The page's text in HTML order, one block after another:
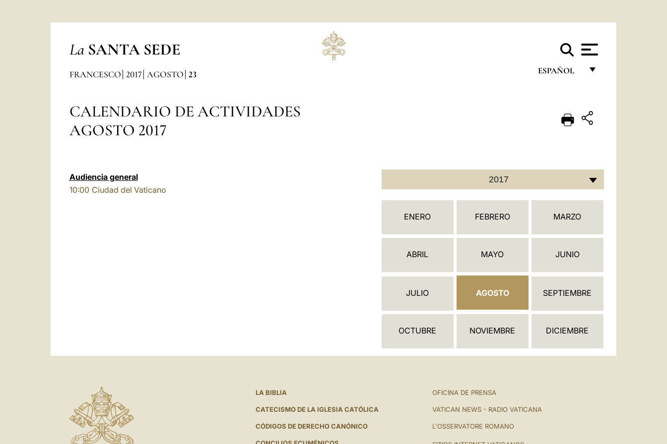
La SANTA SEDE
ESPAÑOL
ITALIANO
ESPAÑOL
FRANCESCO 2017 AGOSTO 23
CALENDARIO DE ACTIVIDADES
AGOSTO 2017
Audiencia general
10:00 Ciudad del Vaticano
2017
N
A
I
ENERO FEBRERO MARZO
ABRIL MAYO JUNIO
JULIO AGOSTO SEPTIEMBRE
OCTUBRE NOVIEMBRE DICIEMBRE
LA BIBLIA
CATECISMO DE LA IGLESIA CATÓLICA
CÓDIGOS DE DERECHO CANÓNICO
OFICINA DE PRENSA
VATICAN NEWS - RADIO VATICANA
L'OSSERVATORE ROMANO